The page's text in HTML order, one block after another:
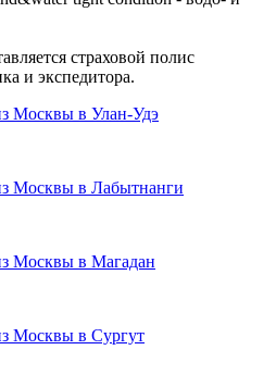
страховой полис
и экспедитора.
Москвы в Улан-Удэ
Москвы в Лабытнанги
Москвы в Магадан
Москвы в Сургут